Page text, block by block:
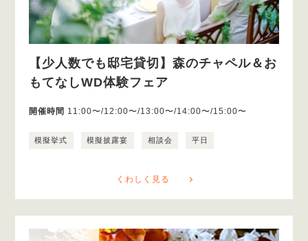
【少人数でも邸宅貸切】森のチャペル＆お
もてなしWD体験フェア
開催時間 11:00〜/12:00〜/13:00〜/14:00〜/15:00〜
模擬挙式 模擬披露宴 相談会 平日
くわしく見る